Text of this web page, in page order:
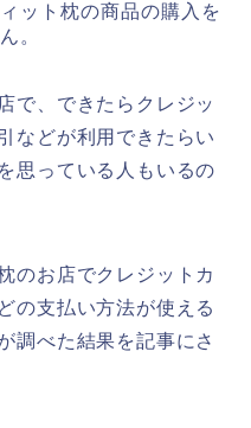
ット枕の商品の購入を
。
で、できたらクレジッ
などが利用できたらい
思っている人もいるの
のお店でクレジットカ
の支払い方法が使える
調べた結果を記事にさ